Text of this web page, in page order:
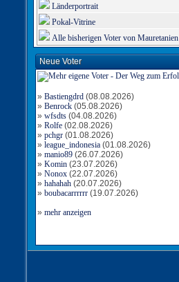
Länderportrait
Pokal-Vitrine
Alle bisherigen Voter von Mauretanien
Neue Voter
» Bastiengdrd (08.08.2026)
» Benrock (05.08.2026)
» wfsdts (04.08.2026)
» Rolfe (02.08.2026)
» pchgr (01.08.2026)
» league_indonesia (01.08.2026)
» manio89 (26.07.2026)
» Komin (23.07.2026)
» Nonox (22.07.2026)
» hahahah (20.07.2026)
» boubacarrrrrr (19.07.2026)
» mehr anzeigen